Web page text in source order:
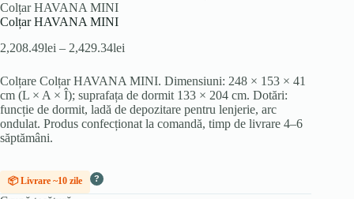
Colțar HAVANA MINI
Colțar HAVANA MINI
2,208.49lei – 2,429.34lei
prețuri:
2,208.49lei
până
la
2,429.34lei
Colțare Colțar HAVANA MINI. Dimensiuni: 248 × 153 × 41
cm (L × A × Î); suprafața de dormit 133 × 204 cm. Dotări:
funcție de dormit, ladă de depozitare pentru lenjerie, arc
ondulat. Produs confecționat la comandă, timp de livrare 4–6
săptămâni.
📦 Livrare ~10 zile ?